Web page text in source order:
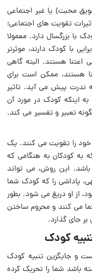
محبت) یا غیر اجتماعى
‏تقویت های اجتماعی؛
با بزرگسال دارد. معمولا
با کودک دارند، موثرتر
اعتنا هستند. البته گاهی
هستند، ممکن است ‏برای
ندرت پیش مى آید. تاثیر
اینکه‏ کودک در مورد آن
تعبیر و تفسیر می کند.
خود را تقویت می کنند. یک
به کودکان به هنگامی که
باشد. این روش، می تواند
پاداشی را که کودک شما
از او دریغ مى شود. بطور
می کنند و محروم ساختن
بر جای گذارد.
کودک
و جایگزین تنبیه کودک
شما را تحریک کرده